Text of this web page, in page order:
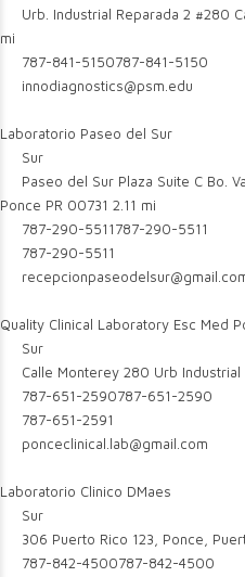
Urb. Industrial Reparada 2 #280
mi
787-841-5150787-841-5150
innodiagnostics@psm.edu
Laboratorio Paseo del Sur
Sur
Paseo del Sur Plaza Suite C Bo.
Ponce PR 00731 2.11 mi
787-290-5511787-290-5511
787-290-5511
Quality Clinical Laboratory Esc Med
Sur
Calle Monterey 280 Urb Industrial
787-651-2590787-651-2590
787-651-2591
ponceclinical.lab@gmail.com
Laboratorio Clinico DMaes
Sur
306 Puerto Rico 123, Ponce,
787-842-4500787-842-4500